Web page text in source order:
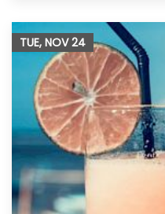
TUE, NOV24